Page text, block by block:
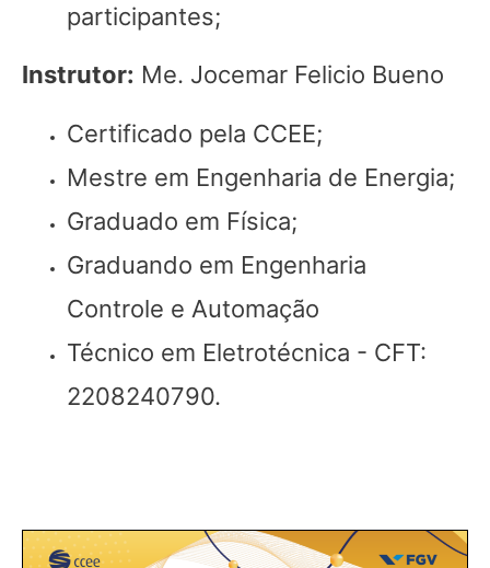
participantes;
Instrutor: Me. Jocemar Felicio Bueno
Certificado pela CCEE;
Mestre em Engenharia de Energia;
Graduado em Física;
Graduando em Engenharia
Controle e Automação
Técnico em Eletrotécnica - CFT:
2208240790.